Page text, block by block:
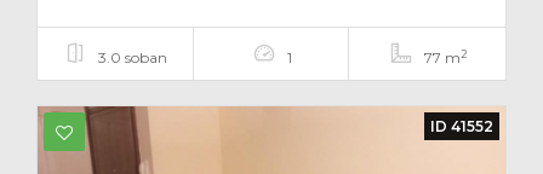
3.0 soban 1 77 m2
ID 41552